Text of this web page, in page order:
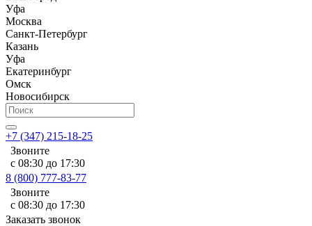
Уфа
Москва
Санкт-Петербург
Казань
Уфа
Екатеринбург
Омск
Новосибирск
+7 (347) 215-18-25
Звоните
с 08:30 до 17:30
8 (800) 777-83-77
Звоните
с 08:30 до 17:30
Заказать звонок